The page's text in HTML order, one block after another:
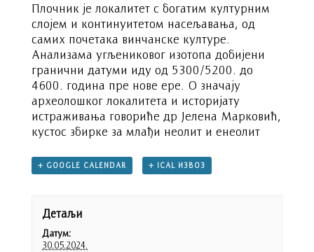
Плочник је локалитет с богатим културним
слојем и континуитетом насељавања, од
самих почетака винчанске културе.
Анализама угљениковог изотопа добијени
гранични датуми иду од 5300/5200. до
4600. година пре нове ере. О значају
археолошког локалитета и историјату
истраживања говориће др Јелена Марковић,
кустос збирке за млађи неолит и енеолит
+ GOOGLE CALENDAR + ICAL ИЗВОЗ
Детаљи
Датум:
30.05.2024.